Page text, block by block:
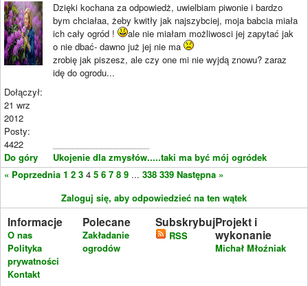
Dołączył:
21 wrz
2012
Posty:
4422
Do góry
Dzięki kochana za odpowiedż, uwielbiam piwonie i bardzo
bym chciałaa, żeby kwitły jak najszybciej, moja babcia miała
ich cały ogród !
ale nie miałam możliwosci jej zapytać jak
o nie dbać- dawno już jej nie ma
zrobię jak piszesz, ale czy one mi nie wyjdą znowu? zaraz
idę do ogrodu...
Ukojenie dla zmysłów.....taki ma być mój ogródek
« Poprzednia 1 2 3 4 5 6 7 8 9 ... 338 339 Następna »
Zaloguj się, aby odpowiedzieć na ten wątek
Informacje
O nas
Polityka
prywatności
Kontakt
Polecane
Zakładanie
ogrodów
Subskrybuj
RSS
Projekt i
wykonanie
Michał Młoźniak